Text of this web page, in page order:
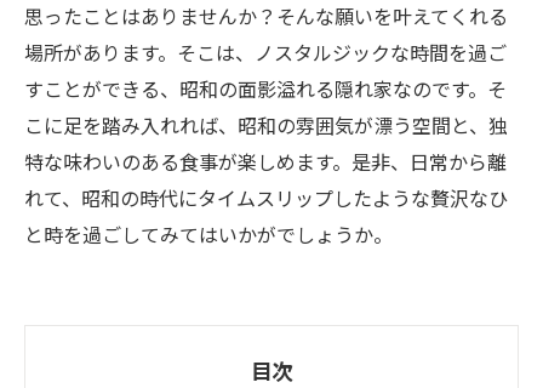
思ったことはありませんか？そんな願いを叶えてくれる
場所があります。そこは、ノスタルジックな時間を過ご
すことができる、昭和の面影溢れる隠れ家なのです。そ
こに足を踏み入れれば、昭和の雰囲気が漂う空間と、独
特な味わいのある食事が楽しめます。是非、日常から離
れて、昭和の時代にタイムスリップしたような贅沢なひ
と時を過ごしてみてはいかがでしょうか。
目次